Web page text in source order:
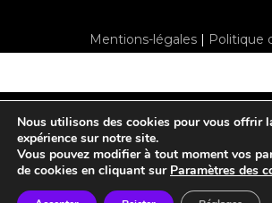
Mentions-légales | Politique
twitter facebook linkedin
Nous utilisons des cookies pour vous offrir
expérience sur notre site.
Vous pouvez modifier à tout moment vos
de cookies en cliquant sur Paramètres des